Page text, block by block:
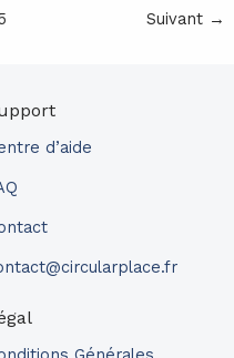
Suivant →
d’aide